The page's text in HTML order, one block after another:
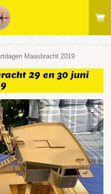
Maasbracht 2019
29 en 30 juni